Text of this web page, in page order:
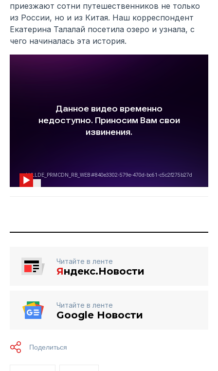
приезжают сотни путешественников не только
из России, но и из Китая. Наш корреспондент
Екатерина Талалай посетила озеро и узнала, с
чего начиналась эта история.
Читайте в ленте
Яндекс.Новости
Читайте в ленте
Google Новости